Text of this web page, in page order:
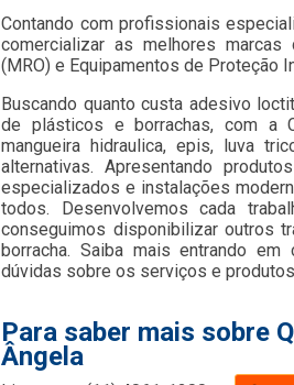
Contando com profissionais
comercializar as melhores marcas
(MRO) e Equipamentos de Proteção
Buscando quanto custa adesivo
de plásticos e borrachas, com a
mangueira hidraulica, epis, luva
alternativas. Apresentando
especializados e instalações
todos. Desenvolvemos cada
conseguimos disponibilizar outros
borracha. Saiba mais entrando
dúvidas sobre os serviços e
Para saber mais sobre
Ângela